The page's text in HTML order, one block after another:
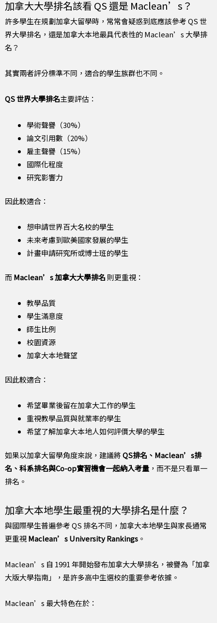
加拿大大學排名該看 QS 還是 Maclean’s？
許多學生在規劃加拿大留學時，常常會疑惑到底應該參考 QS 世
界大學排名，還是加拿大本地最具代表性的 Maclean’s 大學排
名？
其實兩者評分標準不同，適合的學生族群也不同。
QS 世界大學排名主要評估：
學術聲譽（30%）
論文引用數（20%）
雇主聲譽（15%）
國際化程度
研究影響力
因此較適合：
想申請世界百大名校的學生
未來考慮到歐美國家發展的學生
計畫申請研究所或博士班的學生
而Maclean’s 加拿大大學排名 則更重視：
教學品質
學生滿意度
師生比例
校園資源
加拿大本地聲望
因此較適合：
希望畢業後留在加拿大工作的學生
重視教學品質與就業率的學生
希望了解加拿大本地人如何評價大學的學生
如果以加拿大留學角度來說，建議將QS排名、Maclean’s排
名、科系排名與Co-op實習機會一起納入考量 ，而不是只看單一
排名。
加拿大本地學生最重視的大學排名是什麼？
與國際學生普遍參考 QS 排名不同，加拿大本地學生與家長通常
更重視Maclean’s University Rankings 。
Maclean’s 自 1991 年開始發布加拿大大學排名，被譽為「加拿
大版大學指南」，是許多高中生選校的重要參考依據。
Maclean’s 最大特色在於：